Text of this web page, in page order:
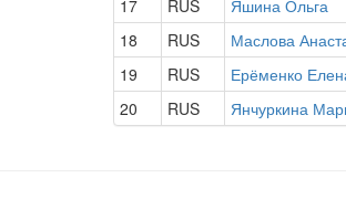
17
RUS Яшина Ольга
18
RUS Маслова
19
RUS Ерёменко
20
RUS Янчуркина